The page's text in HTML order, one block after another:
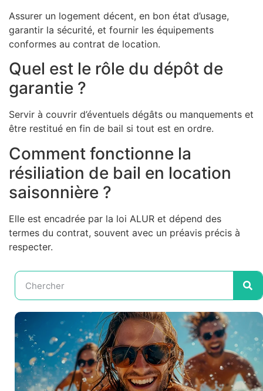
Assurer un logement décent, en bon état d’usage,
garantir la sécurité, et fournir les équipements
conformes au contrat de location.
Quel est le rôle du dépôt de
garantie ?
Servir à couvrir d’éventuels dégâts ou manquements et
être restitué en fin de bail si tout est en ordre.
Comment fonctionne la
résiliation de bail en location
saisonnière ?
Elle est encadrée par la loi ALUR et dépend des
termes du contrat, souvent avec un préavis précis à
respecter.